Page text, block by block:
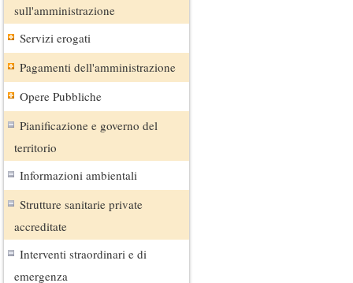
sull'amministrazione
Servizi erogati
Pagamenti dell'amministrazione
Opere Pubbliche
Pianificazione e governo del
territorio
Informazioni ambientali
Strutture sanitarie private
accreditate
Interventi straordinari e di
emergenza